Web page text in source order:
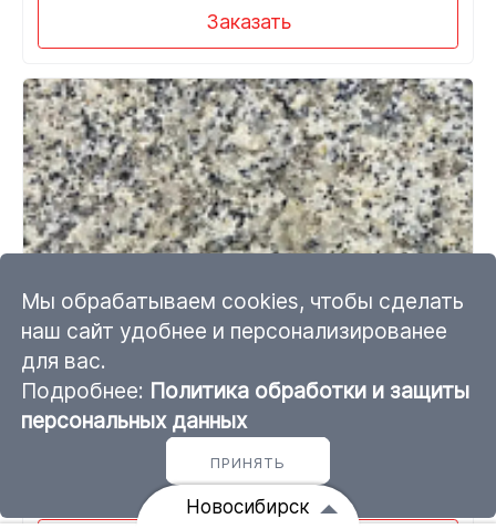
Заказать
Гранитная плитка Восточно-
Варламовский 600*300*20
бучардированная
от 3 930 ₽ за м²
Новосибирск
Мы обрабатываем cookies, чтобы сделать
наш сайт удобнее и персонализированее
для вас.
Подробнее: Политика обработки и защиты
персональных данных
ПРИНЯТЬ